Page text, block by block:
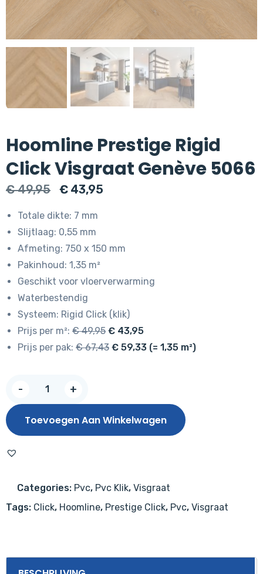
Hoomline Prestige Rigid
Click Visgraat Genève 5066
€49,95
Oorspronkelijke
€ 49,95.
€ 43,95
€ 43,95.
Totale dikte: 7 mm
Slijtlaag: 0,55 mm
Afmeting: 750 x 150 mm
Pakinhoud: 1,35 m²
Geschikt voor vloerverwarming
Waterbestendig
Systeem: Rigid Click (klik)
Prijs per m²: € 49,95 € 43,95
Prijs per pak: € 67,43 € 59,33 (= 1,35 m²)
-
Rigid
Click
Visgraat
+
Toevoegen Aan Winkelwagen
Categories: Pvc, Pvc Klik, Visgraat
Tags: Click, Hoomline, Prestige Click, Pvc, Visgraat